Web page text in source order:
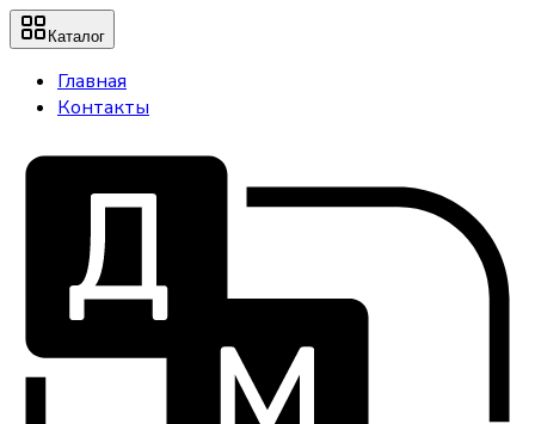
Каталог
Главная
Контакты